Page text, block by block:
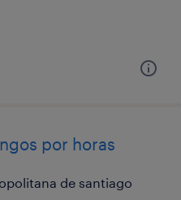
por horas
de santiago